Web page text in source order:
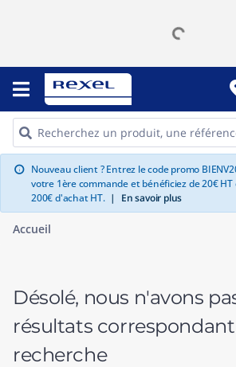
info Nouveau client ? Entrez le code promo
votre 1ère commande et bénéficiez de 20€
200€ d'achat HT. | En savoir plus
Accueil
Désolé, nous n'avons
résultats
recherche